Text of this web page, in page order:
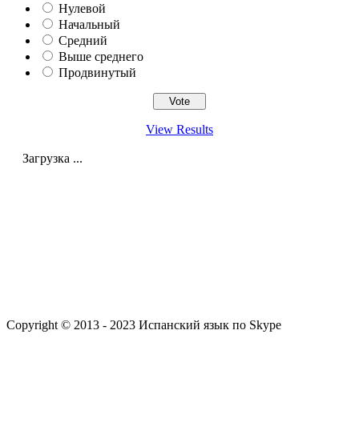
Нулевой
Начальный
Средний
Выше среднего
Продвинутый
View Results
Загрузка ...
Copyright © 2013 - 2023 Испанский язык по Skype